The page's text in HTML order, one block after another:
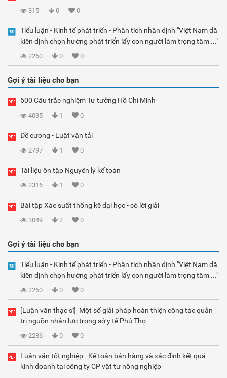
315 0 0
Tiểu luận - Kinh tế phát triển - Phân tích nhận định "Việt Nam đã
kiên định chọn hướng phát triển lấy con người làm trọng tâm ..."
2260 0 0
Gợi ý tài liệu cho bạn
600 Câu trắc nghiệm Tư tưởng Hồ Chí Minh
4035 1 0
Đề cương - Luật vận tải
2797 1 0
Tài liệu ôn tập Nguyên lý kế toán
2316 1 0
Bài tập Xác suất thống kê đại học - có lời giải
3049 2 0
Gợi ý tài liệu cho bạn
Tiểu luận - Kinh tế phát triển - Phân tích nhận định "Việt Nam đã
kiên định chọn hướng phát triển lấy con người làm trọng tâm ..."
2260 0 0
[Luận văn thạc sĩ]_Một số giải pháp hoàn thiện công tác quản
trị nguồn nhân lực trong sở y tế Phú Thọ
2286 0 0
Luận văn tốt nghiệp - Kế toán bán hàng và xác định kết quả
kinh doanh tại công ty CP vật tư nông nghiệp